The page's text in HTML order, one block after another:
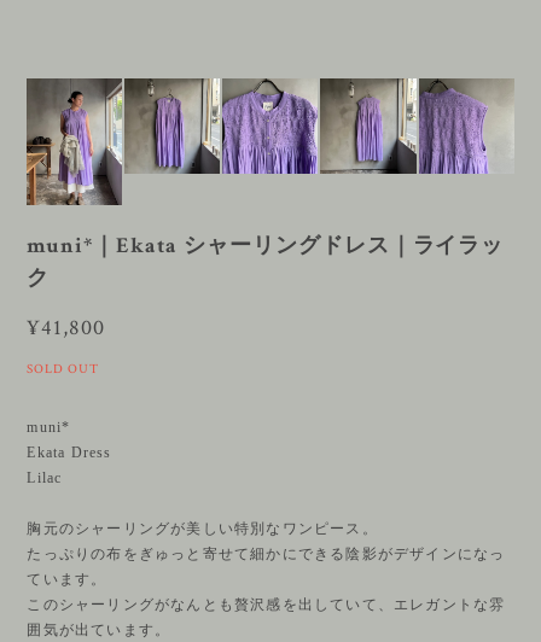
muni*｜Ekata シャーリングドレス｜ライラッ
ク
¥41,800
SOLD OUT
muni*
Ekata Dress
Lilac
胸元のシャーリングが美しい特別なワンピース。
たっぷりの布をぎゅっと寄せて細かにできる陰影がデザインになっ
ています。
このシャーリングがなんとも贅沢感を出していて、エレガントな雰
囲気が出ています。